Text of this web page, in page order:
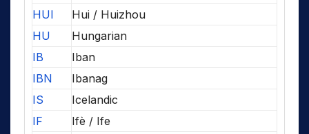
HUI
Hui / Huizhou
HU
Hungarian
IB
Iban
IBN
Ibanag
IS
Icelandic
IF
Ifè / Ife